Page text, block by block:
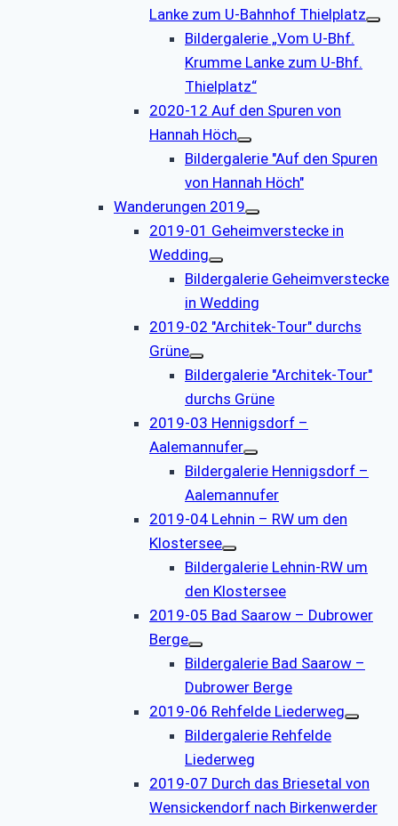
Lanke zum U-Bahnhof Thielplatz
Bildergalerie „Vom U-Bhf.
Krumme Lanke zum U-Bhf.
Thielplatz“
2020-12 Auf den Spuren von
Hannah Höch
Bildergalerie "Auf den Spuren
von Hannah Höch"
Wanderungen 2019
2019-01 Geheimverstecke in
Wedding
Bildergalerie Geheimverstecke
in Wedding
2019-02 "Architek-Tour" durchs
Grüne
Bildergalerie "Architek-Tour"
durchs Grüne
2019-03 Hennigsdorf –
Aalemannufer
Bildergalerie Hennigsdorf –
Aalemannufer
2019-04 Lehnin – RW um den
Klostersee
Bildergalerie Lehnin-RW um
den Klostersee
2019-05 Bad Saarow – Dubrower
Berge
Bildergalerie Bad Saarow –
Dubrower Berge
2019-06 Rehfelde Liederweg
Bildergalerie Rehfelde
Liederweg
2019-07 Durch das Briesetal von
Wensickendorf nach Birkenwerder